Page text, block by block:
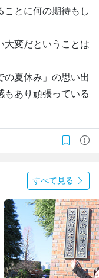
ことに何の期待もし
大変だということは
の夏休み」の思い出
もあり頑張っている
すべて見る